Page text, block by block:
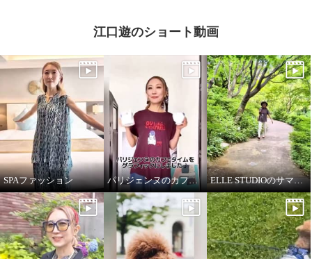
江口遊のショート動画
SPAファッション パリジェンヌのカフェタイム ELLE STUDIOのサマーTシャツ